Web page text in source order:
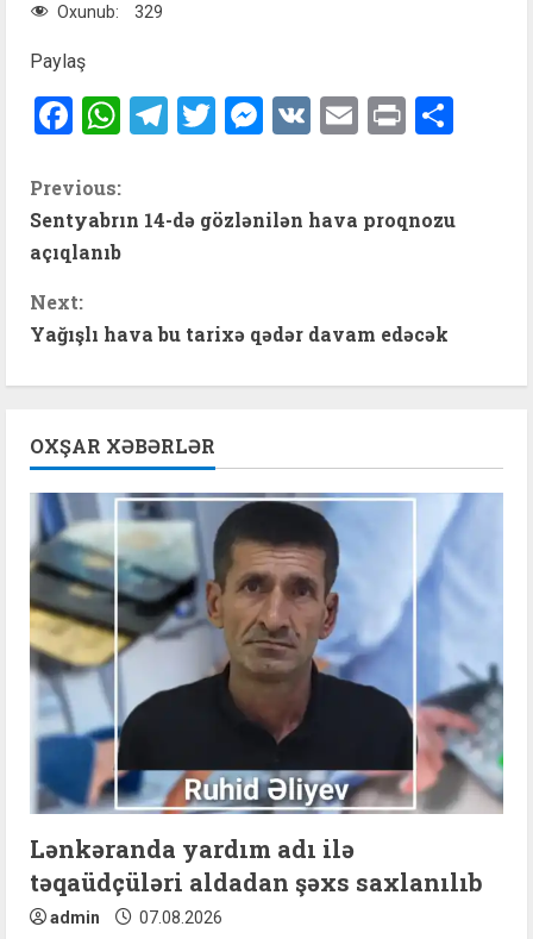
Oxunub: 329
Paylaş
Facebook
WhatsApp
Telegram
Twitter
Messenger
VK Email
Print
C
o
n
t
i
n
u
e
R
e
a
d
i
n
g
Previous:
Sentyabrın 14-də gözlənilən hava proqnozu
açıqlanıb
Next:
Yağışlı hava bu tarixə qədər davam edəcək
OXŞAR XƏBƏRLƏR
Lənkəranda yardım adı ilə
təqaüdçüləri aldadan şəxs saxlanılıb
admin 07.08.2026